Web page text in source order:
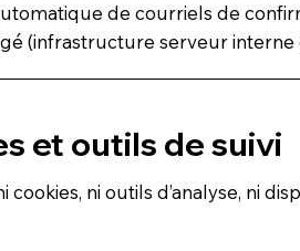
de courriels de
(infrastructure serveur
et outils de suivi
cookies, ni outils d’analyse, ni